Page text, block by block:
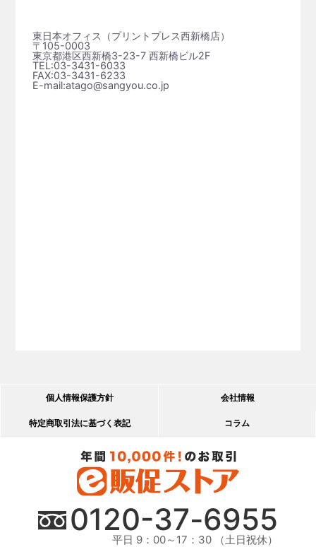
東日本オフィス（プリントプレス⻄新橋店）
〒105-0003
東京都港区西新橋3-23-7 西新橋ビル2F
TEL:03-3431-6033
FAX:03-3431-6233
E-mail:atago@sangyou.co.jp
個人情報保護方針 会社情報
特定商取引法に基づく表記 コラム
0120-37-6955
平日 9：00～17：30 （土日祝休）